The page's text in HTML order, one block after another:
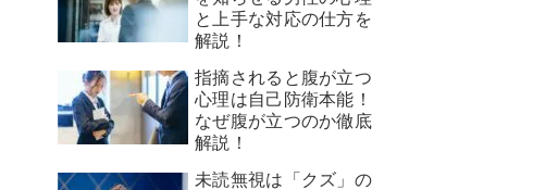
と上手な対応の仕方を
解説！
指摘されると腹が立つ
心理は自己防衛本能！
なぜ腹が立つのか徹底
解説！
未読無視は「クズ」の